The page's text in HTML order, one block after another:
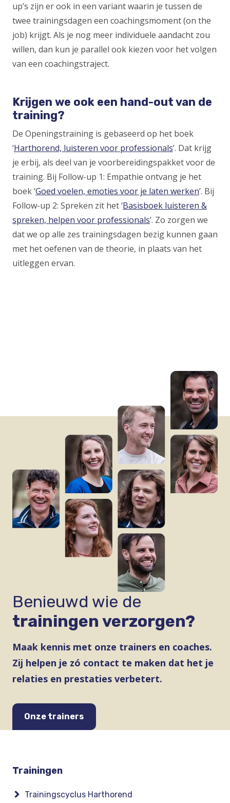
up’s zijn er ook in een variant waarin je tussen de
twee trainingsdagen een coachingsmoment (on the
job) krijgt. Als je nog meer individuele aandacht zou
willen, dan kun je parallel ook kiezen voor het volgen
van een coachingstraject.
Krijgen we ook een hand-out van de
training?
De Openingstraining is gebaseerd op het boek
‘Harthorend, luisteren voor professionals’. Dat krijg
je erbij, als deel van je voorbereidingspakket voor de
training. Bij Follow-up 1: Empathie ontvang je het
boek ‘Goed voelen, emoties voor je laten werken’. Bij
Follow-up 2: Spreken zit het ‘Basisboek luisteren &
spreken, helpen voor professionals’. Zo zorgen we
dat we op alle zes trainingsdagen bezig kunnen gaan
met het oefenen van de theorie, in plaats van het
uitleggen ervan.
Benieuwd wie de
trainingen verzorgen?
Maak kennis met onze trainers en coaches.
Zij helpen je zó contact te maken dat het je
relaties en prestaties verbetert.
Onze trainers
Footer
menu
Trainingen
Trainingscyclus Harthorend